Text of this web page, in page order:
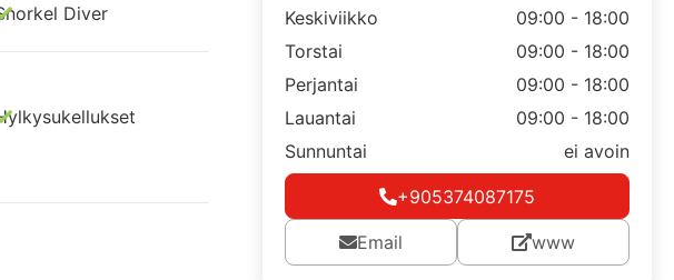
Diver
Keskiviikko
09:00 - 18:00
Torstai
09:00 - 18:00
Perjantai
09:00 - 18:00
Lauantai
09:00 - 18:00
Sunnuntai
ei avoin
+905374087175
Email www